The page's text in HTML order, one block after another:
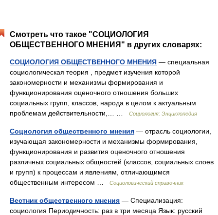
Смотреть что такое "СОЦИОЛОГИЯ
ОБЩЕСТВЕННОГО МНЕНИЯ" в других словарях:
СОЦИОЛОГИЯ ОБЩЕСТВЕННОГО МНЕНИЯ — специальная
социологическая теория , предмет изучения которой
закономерности и механизмы формирования и
функционирования оценочного отношения больших
социальных групп, классов, народа в целом к актуальным
проблемам действительности,… …
Социология: Энциклопедия
Социология общественного мнения — отрасль социологии,
изучающая закономерности и механизмы формирования,
функционирования и развития оценочного отношения
различных социальных общностей (классов, социальных слоев
и групп) к процессам и явлениям, отличающимся
общественным интересом …
Социологический справочник
Вестник общественного мнения — Специализация:
социология Периодичность: раз в три месяца Язык: русский